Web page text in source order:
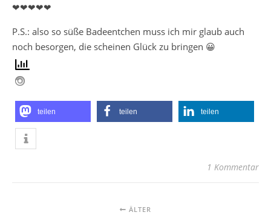
❤❤❤❤❤
P.S.: also so süße Badeentchen muss ich mir glaub auch
noch besorgen, die scheinen Glück zu bringen 😀
teilen teilen teilen
1 Kommentar
ÄLTER